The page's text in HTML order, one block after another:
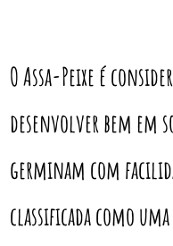
O Assa-Peixe é
desenvolver bem em
germinam com
classificada como